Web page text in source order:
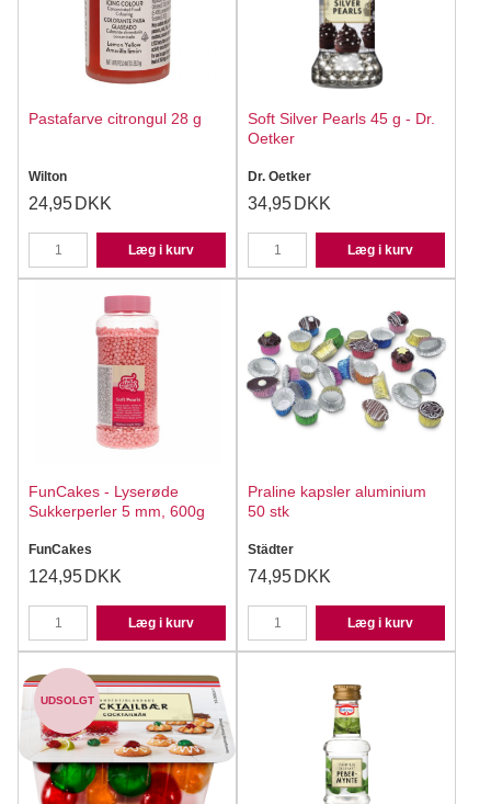
Pastafarve citrongul 28 g
Wilton
24,95 DKK
Læg i kurv
Soft Silver Pearls 45 g - Dr.
Oetker
Dr. Oetker
34,95 DKK
Læg i kurv
FunCakes - Lyserøde
Sukkerperler 5 mm, 600g
FunCakes
124,95 DKK
Læg i kurv
Praline kapsler aluminium
50 stk
Städter
74,95 DKK
Læg i kurv
UDSOLGT